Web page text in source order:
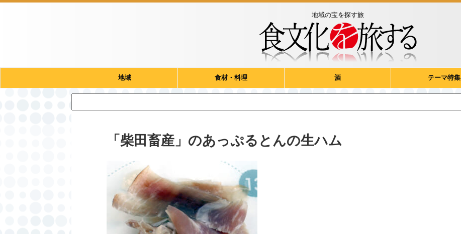
地域の宝を探す旅
地域 食材・料理 酒 テーマ特集
「柴田畜産」のあっぷるとんの生ハム